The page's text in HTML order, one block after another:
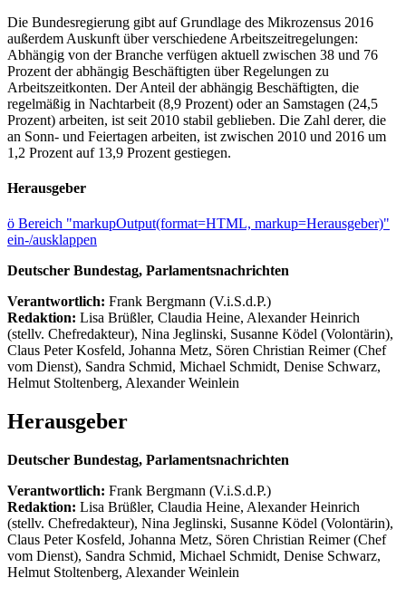
Die Bundesregierung gibt auf Grundlage des Mikrozensus 2016
außerdem Auskunft über verschiedene Arbeitszeitregelungen:
Abhängig von der Branche verfügen aktuell zwischen 38 und 76
Prozent der abhängig Beschäftigten über Regelungen zu
Arbeitszeitkonten. Der Anteil der abhängig Beschäftigten, die
regelmäßig in Nachtarbeit (8,9 Prozent) oder an Samstagen (24,5
Prozent) arbeiten, ist seit 2010 stabil geblieben. Die Zahl derer, die
an Sonn- und Feiertagen arbeiten, ist zwischen 2010 und 2016 um
1,2 Prozent auf 13,9 Prozent gestiegen.
Herausgeber
ö Bereich "markupOutput(format=HTML, markup=Herausgeber)"
ein-/ausklappen
Deutscher Bundestag, Parlamentsnachrichten
Verantwortlich: Frank Bergmann (V.i.S.d.P.)
Redaktion: Lisa Brüßler, Claudia Heine, Alexander Heinrich
(stellv. Chefredakteur), Nina Jeglinski, Susanne Ködel (Volontärin),
Claus Peter Kosfeld, Johanna Metz, Sören Christian Reimer (Chef
vom Dienst), Sandra Schmid, Michael Schmidt, Denise Schwarz,
Helmut Stoltenberg, Alexander Weinlein
Herausgeber
Deutscher Bundestag, Parlamentsnachrichten
Verantwortlich: Frank Bergmann (V.i.S.d.P.)
Redaktion: Lisa Brüßler, Claudia Heine, Alexander Heinrich
(stellv. Chefredakteur), Nina Jeglinski, Susanne Ködel (Volontärin),
Claus Peter Kosfeld, Johanna Metz, Sören Christian Reimer (Chef
vom Dienst), Sandra Schmid, Michael Schmidt, Denise Schwarz,
Helmut Stoltenberg, Alexander Weinlein